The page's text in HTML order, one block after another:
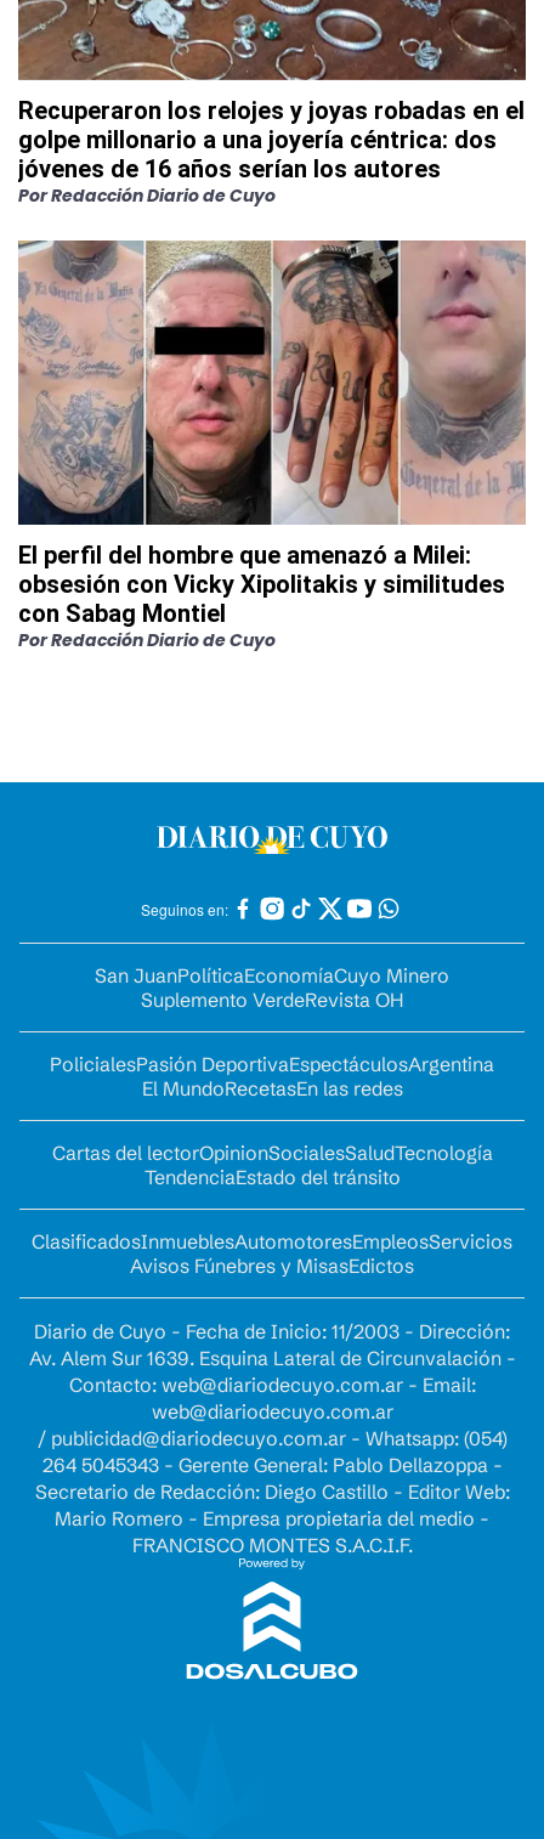
Recuperaron los relojes y joyas robadas en el
golpe millonario a una joyería céntrica: dos
jóvenes de 16 años serían los autores
PorRedacción Diario de Cuyo
El perfil del hombre que amenazó a Milei:
obsesión con Vicky Xipolitakis y similitudes
con Sabag Montiel
PorRedacción Diario de Cuyo
Seguinos en:
San JuanPolíticaEconomíaCuyo Minero
Suplemento VerdeRevista OH
PolicialesPasión DeportivaEspectáculosArgentina
El MundoRecetasEn las redes
Cartas del lectorOpinionSocialesSaludTecnología
TendenciaEstado del tránsito
ClasificadosInmueblesAutomotoresEmpleosServicios
Avisos Fúnebres y MisasEdictos
Diario de Cuyo - Fecha de Inicio: 11/2003 - Dirección:
Av. Alem Sur 1639. Esquina Lateral de Circunvalación -
Contacto: web@diariodecuyo.com.ar- Email:
web@diariodecuyo.com.ar
/ publicidad@diariodecuyo.com.ar- Whatsapp: (054)
264 5045343 - Gerente General: Pablo Dellazoppa -
Secretario de Redacción: Diego Castillo - Editor Web:
Mario Romero - Empresa propietaria del medio -
FRANCISCO MONTES S.A.C.I.F.